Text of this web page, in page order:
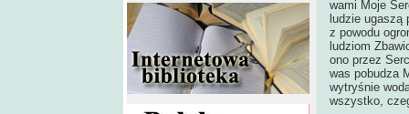
wami Moje
ludzie ugaszą
z powodu
ludziom
ono przez
was pobudza
wytryśnie
wszystko,